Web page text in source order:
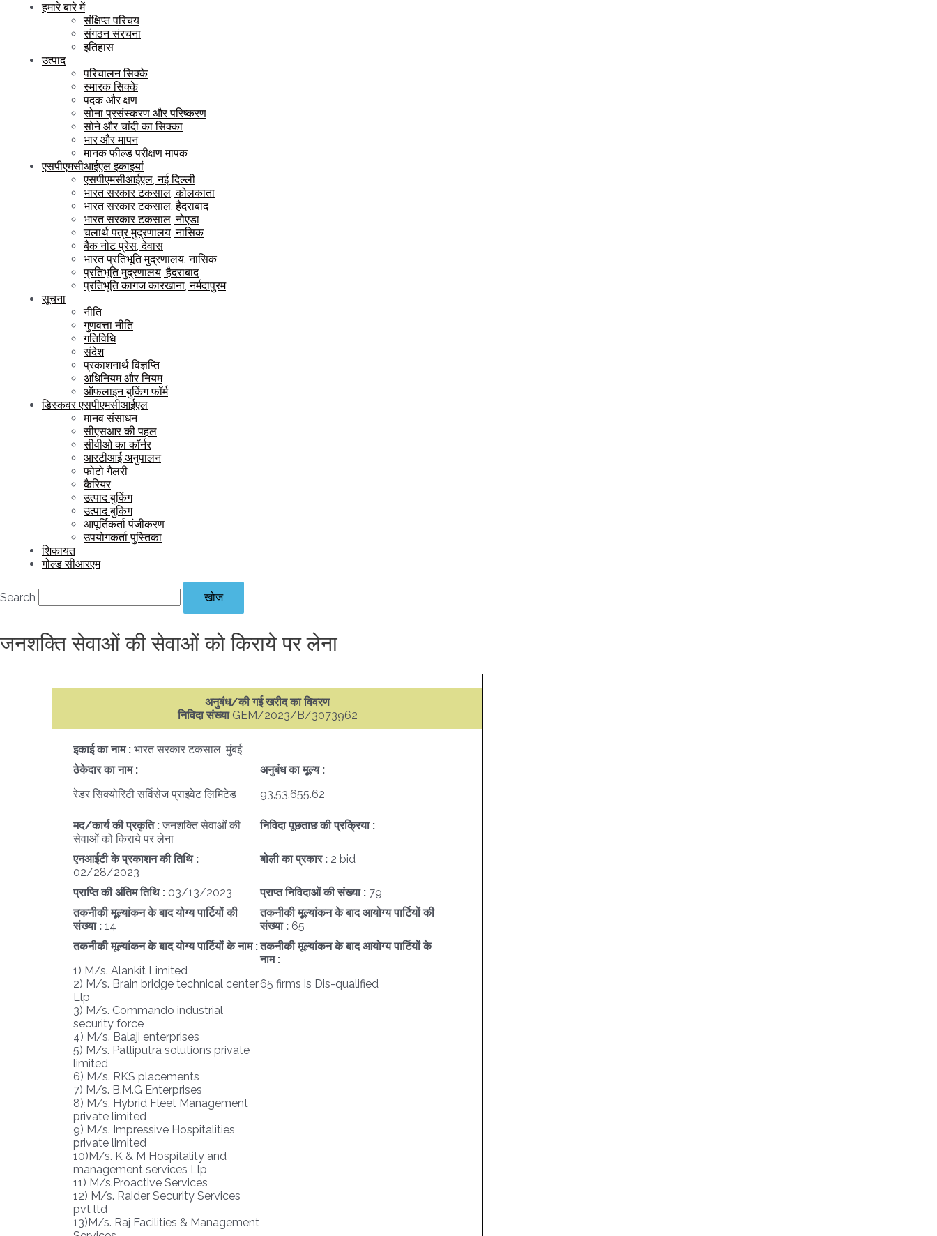
हमारे बारे में
संक्षिप्त परिचय
संगठन संरचना
इतिहास
उत्पाद
परिचालन सिक्के
स्मारक सिक्के
पदक और क्षण
सोना प्रसंस्करण और परिष्करण
सोने और चांदी का सिक्का
भार और मापन
मानक फील्ड परीक्षण मापक
एसपीएमसीआईएल इकाइयां
एसपीएमसीआईएल, नई दिल्ली
भारत सरकार टकसाल, कोलकाता
भारत सरकार टकसाल, हैदराबाद
भारत सरकार टकसाल, नोएडा
चलार्थ पत्र मुद्रणालय, नासिक
बैंक नोट प्रेस, देवास
भारत प्रतिभूति मुद्रणालय, नासिक
प्रतिभूति मुद्रणालय, हैदराबाद
प्रतिभूति कागज कारखाना, नर्मदापुरम
सूचना
नीति
गुणवत्ता नीति
गतिविधि
संदेश
प्रकाशनार्थ विज्ञप्ति
अधिनियम और नियम
ऑफलाइन बुकिंग फॉर्म
डिस्कवर एसपीएमसीआईएल
मानव संसाधन
सीएसआर की पहल
सीवीओ का कॉर्नर
आरटीआई अनुपालन
फोटो गैलरी
कैरियर
उत्पाद बुकिंग
उत्पाद बुकिंग
आपूर्तिकर्ता पंजीकरण
उपयोगकर्ता पुस्तिका
शिकायत
गोल्ड सीआरएम
Search खोज
जनशक्ति सेवाओं की सेवाओं को किराये पर लेना
अनुबंध/की गई खरीद का विवरण
निविदा संख्या GEM/2023/B/3073962
इकाई का नाम : भारत सरकार टकसाल, मुंबई
ठेकेदार का नाम :
रेडर सिक्योरिटी सर्विसेज प्राइवेट लिमिटेड
अनुबंध का मूल्य :
93,53,655.62
मद/कार्य की प्रकृति : जनशक्ति सेवाओं की
सेवाओं को किराये पर लेना
निविदा पूछताछ की प्रक्रिया :
एनआईटी के प्रकाशन की तिथि :
02/28/2023
बोली का प्रकार : 2 bid
प्राप्ति की अंतिम तिथि : 03/13/2023 प्राप्त निविदाओं की संख्या : 79
तकनीकी मूल्यांकन के बाद योग्य पार्टियों की
संख्या : 14
तकनीकी मूल्यांकन के बाद आयोग्य पार्टियों की
संख्या : 65
तकनीकी मूल्यांकन के बाद योग्य पार्टियों के नाम :
1) M/s. Alankit Limited
2) M/s. Brain bridge technical center
Llp
3) M/s. Commando industrial
security force
4) M/s. Balaji enterprises
5) M/s. Patliputra solutions private
limited
6) M/s. RKS placements
7) M/s. B.M.G Enterprises
8) M/s. Hybrid Fleet Management
private limited
9) M/s. Impressive Hospitalities
private limited
10)M/s. K & M Hospitality and
management services Llp
11) M/s.Proactive Services
12) M/s. Raider Security Services
pvt ltd
13)M/s. Raj Facilities & Management
तकनीकी मूल्यांकन के बाद आयोग्य पार्टियों के
नाम :
65 firms is Dis-qualified